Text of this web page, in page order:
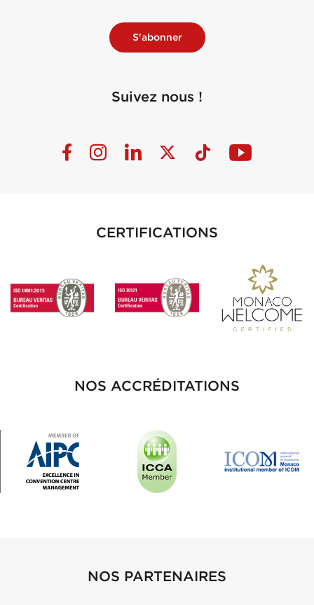
S'abonner
Suivez nous !
CERTIFICATIONS
NOS ACCRÉDITATIONS
NOS PARTENAIRES